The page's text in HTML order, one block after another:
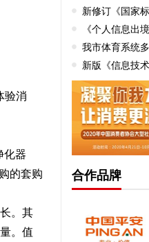
验消
化器
的套购
。其
。值
新修订《国家
《个人信息出
我市体育系统
新版《信息技
合作品牌